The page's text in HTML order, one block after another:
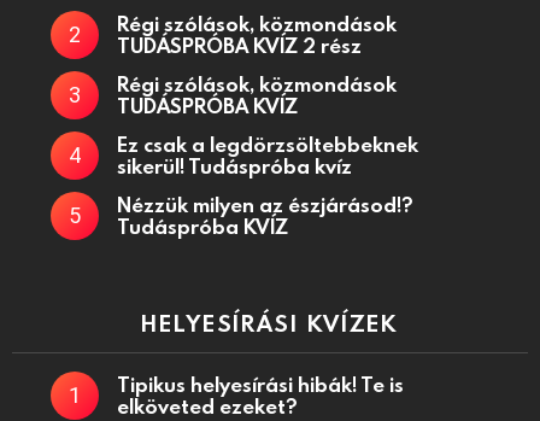
Régi szólások, közmondások
TUDÁSPRÓBA KVÍZ 2 rész
Régi szólások, közmondások
TUDÁSPRÓBA KVÍZ
Ez csak a legdörzsöltebbeknek
sikerül! Tudáspróba kvíz
Nézzük milyen az észjárásod!?
Tudáspróba KVÍZ
HELYESÍRÁSI KVÍZEK
Tipikus helyesírási hibák! Te is
elköveted ezeket?